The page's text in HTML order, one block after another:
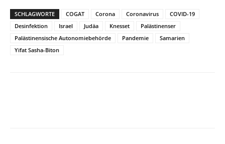
SCHLAGWORTE COGAT Corona Coronavirus
COVID-19
Desinfektion
Israel Judäa Knesset
Palästinenser
Palästinensische Autonomiebehörde
Pandemie
Samarien
Yifat Sasha-Biton